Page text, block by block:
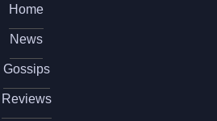
Home
News
Gossips
Reviews